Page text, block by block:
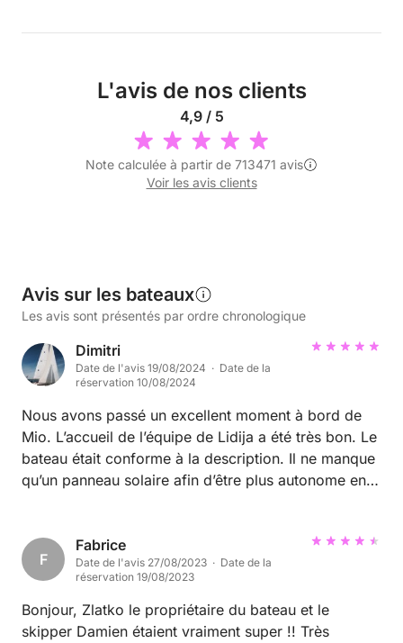
L'avis de nos clients
4,9 / 5
Note calculée à partir de 713471 avis
Voir les avis clients
Avis sur les bateaux
Les avis sont présentés par ordre chronologique
Dimitri
Date de l'avis 19/08/2024 · Date de la
réservation 10/08/2024
Nous avons passé un excellent moment à bord de
Mio. L’accueil de l’équipe de Lidija a été très bon. Le
bateau était conforme à la description. Il ne manque
qu’un panneau solaire afin d’être plus autonome en
oublié à bord. J’espère que le montant des
réparations du hors-bord tombé à l’eau ne sera pas
trop élevé 😱…. En conclusion, nous reviendrons
avec plaisir ! À bientôt 👋.
F
Fabrice
Date de l'avis 27/08/2023 · Date de la
réservation 19/08/2023
Bonjour, Zlatko le propriétaire du bateau et le
skipper Damien étaient vraiment super !! Très